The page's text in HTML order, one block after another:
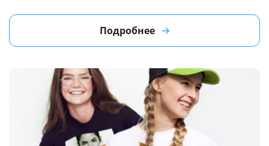
Подробнее